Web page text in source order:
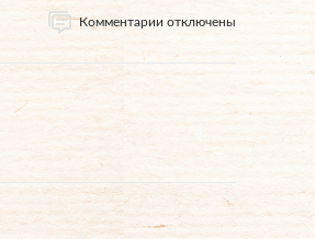
Комментарии отключены